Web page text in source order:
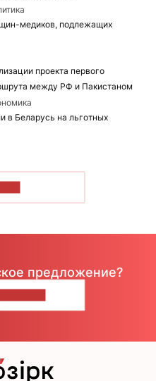
медиков, подлежащих
проекта первого
между РФ и Пакистаном
в Беларусь на льготных
предложение?